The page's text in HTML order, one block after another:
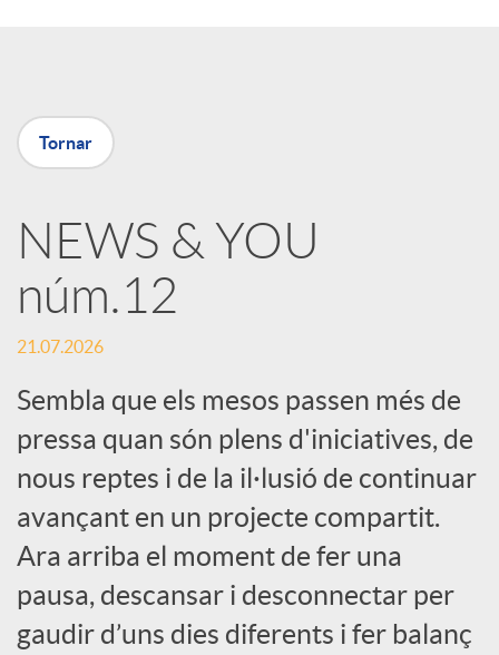
a
a
r
x
e
s
S
Tornar
NEWS & YOU
núm.12
21.07.2026
Sembla que els mesos passen més de
pressa quan són plens d'iniciatives, de
nous reptes i de la il·lusió de continuar
avançant en un projecte compartit.
Ara arriba el moment de fer una
pausa, descansar i desconnectar per
gaudir d’uns dies diferents i fer balanç